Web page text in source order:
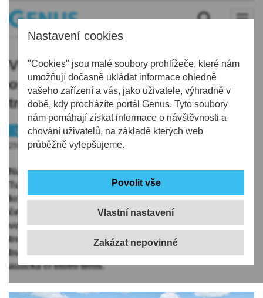
Nastavení cookies
"Cookies" jsou malé soubory prohlížeče, které nám
umožňují dočasně ukládat informace ohledně
vašeho zařízení a vás, jako uživatele, výhradně v
době, kdy procházíte portál Genus. Tyto soubory
nám pomáhají získat informace o návštěvnosti a
chování uživatelů, na základě kterých web
průběžně vylepšujeme.
Vlastní nastavení
V Maškově zahradě přibudou k
osvědčeným kamikadze a
trojskluzavce animační programy
Semilsko
Turnov
29.05.2020 | 12:22
Na pátou sezónu koupaliště v Maškově zahradě v
Turnově přichystal provozovatel novinky i osvědčené
kratochvíle. Jeho brány se otevřou v sobotu 20.
června. Těšit se můžete na návštěvnicky prověřené
vodní atrakce jako tobogán, skluzavku Kamikadze,
trojskluzavku nebo malou dětskou skluzavku. V areálu
bude k dispozici multifunkční hřiště, minigolf, šlapací
autíčka či stolní tenis.